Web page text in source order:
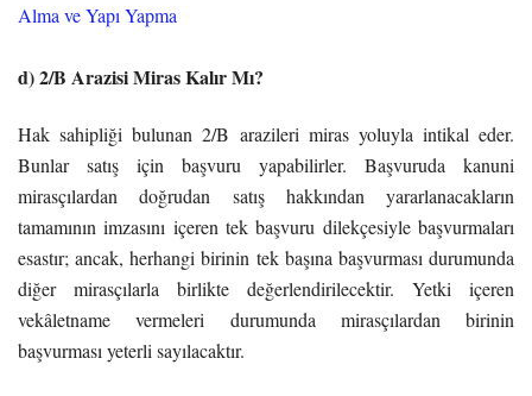
Alma ve Yapı Yapma
d) 2/B Arazisi Miras Kalır Mı?
Hak sahipliği bulunan 2/B arazileri miras yoluyla intikal eder.
Bunlar satış için başvuru yapabilirler. Başvuruda kanuni
mirasçılardan doğrudan satış hakkından yararlanacakların
tamamının imzasını içeren tek başvuru dilekçesiyle başvurmaları
esastır; ancak, herhangi birinin tek başına başvurması durumunda
diğer mirasçılarla birlikte değerlendirilecektir. Yetki içeren
vekâletname vermeleri durumunda mirasçılardan birinin
başvurması yeterli sayılacaktır.